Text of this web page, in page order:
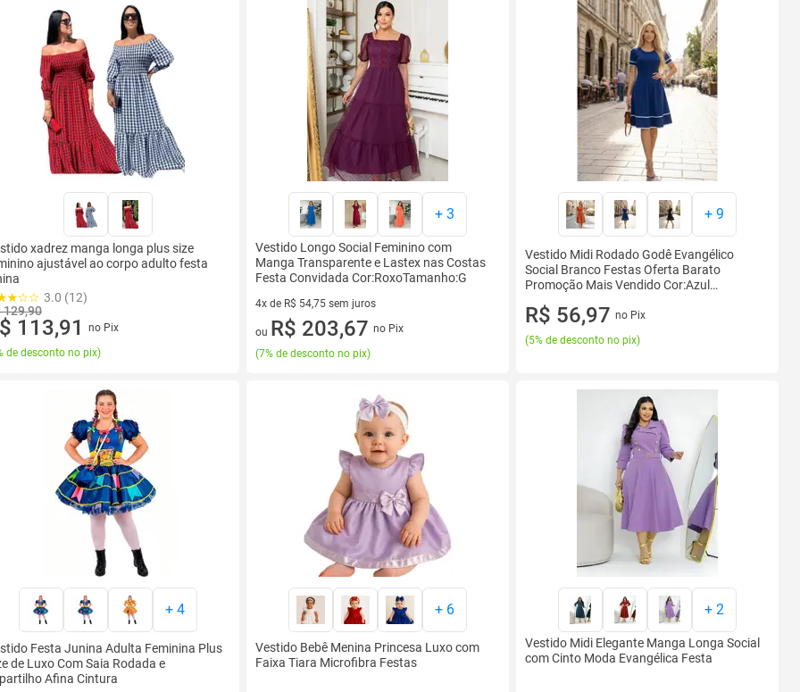
xadrez manga longa plus size
ajustável ao corpo adulto festa
3.0 (12)
129,90
113,91
no Pix
de desconto no pix)
+ 3
Vestido Longo Social Feminino com
Manga Transparente e Lastex nas Costas
Festa Convidada Cor:RoxoTamanho:G
4x de R$ 54,75 sem juros
4 vez de R$ 54,75 sem juros
ou R$ 203,67 no Pix
(7% de desconto no pix)
+ 9
Vestido Midi Rodado Godê Evangélico
Social Branco Festas Oferta Barato
Promoção Mais Vendido Cor:Azul
R$ 56,97 no Pix
(5% de desconto no pix)
+ 4
Festa Junina Adulta Feminina Plus
de Luxo Com Saia Rodada e
Afina Cintura
+ 6
Vestido Bebê Menina Princesa Luxo com
Faixa Tiara Microfibra Festas
+ 2
Vestido Midi Elegante Manga Longa Social
com Cinto Moda Evangélica Festa